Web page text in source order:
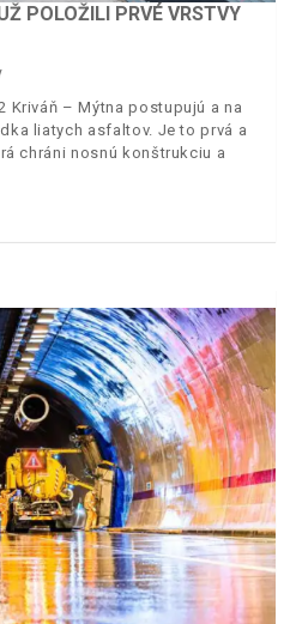
POLOŽILI PRVÉ VRSTVY
Kriváň – Mýtna postupujú a na
liatych asfaltov. Je to prvá a
chráni nosnú konštrukciu a